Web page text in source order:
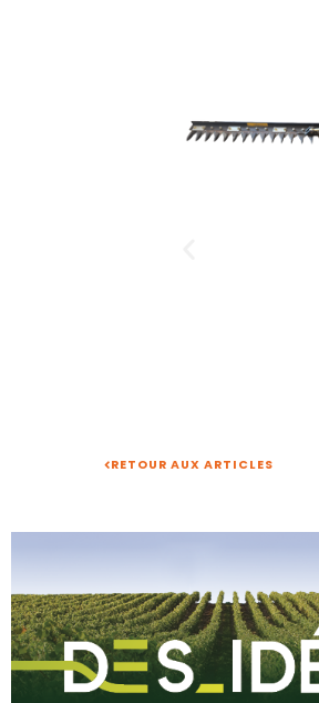
RETOUR AUX ARTICLES